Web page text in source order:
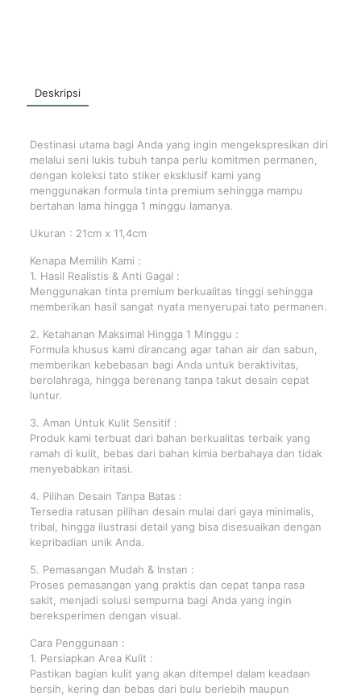
Deskripsi
Destinasi utama bagi Anda yang ingin mengekspresikan diri
melalui seni lukis tubuh tanpa perlu komitmen permanen,
dengan koleksi tato stiker eksklusif kami yang
menggunakan formula tinta premium sehingga mampu
bertahan lama hingga 1 minggu lamanya.
Ukuran : 21cm x 11,4cm
Kenapa Memilih Kami :
1. Hasil Realistis & Anti Gagal :
Menggunakan tinta premium berkualitas tinggi sehingga
memberikan hasil sangat nyata menyerupai tato permanen.
2. Ketahanan Maksimal Hingga 1 Minggu :
Formula khusus kami dirancang agar tahan air dan sabun,
memberikan kebebasan bagi Anda untuk beraktivitas,
berolahraga, hingga berenang tanpa takut desain cepat
luntur.
3. Aman Untuk Kulit Sensitif :
Produk kami terbuat dari bahan berkualitas terbaik yang
ramah di kulit, bebas dari bahan kimia berbahaya dan tidak
menyebabkan iritasi.
4. Pilihan Desain Tanpa Batas :
Tersedia ratusan pilihan desain mulai dari gaya minimalis,
tribal, hingga ilustrasi detail yang bisa disesuaikan dengan
kepribadian unik Anda.
5. Pemasangan Mudah & Instan :
Proses pemasangan yang praktis dan cepat tanpa rasa
sakit, menjadi solusi sempurna bagi Anda yang ingin
bereksperimen dengan visual.
Cara Penggunaan :
1. Persiapkan Area Kulit :
Pastikan bagian kulit yang akan ditempel dalam keadaan
bersih, kering dan bebas dari bulu berlebih maupun